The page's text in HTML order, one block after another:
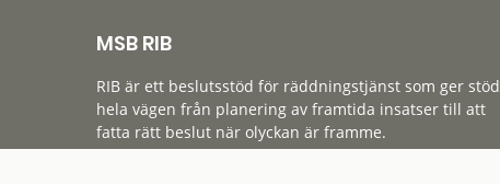
MSB RIB
RIB är ett beslutsstöd för räddningstjänst som ger stöd
hela vägen från planering av framtida insatser till att
fatta rätt beslut när olyckan är framme.